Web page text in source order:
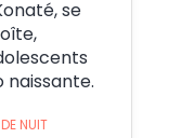
se
naissante.
NUIT